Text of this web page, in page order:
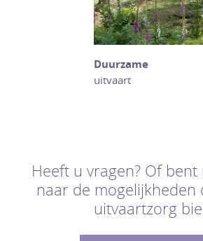
Duurzame
uitvaart
Heeft u vragen? Of
naar de mogelijkheden
uitvaartzorg